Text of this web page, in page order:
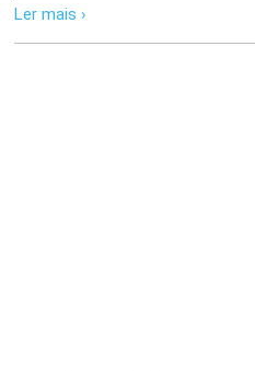
Ler mais ›